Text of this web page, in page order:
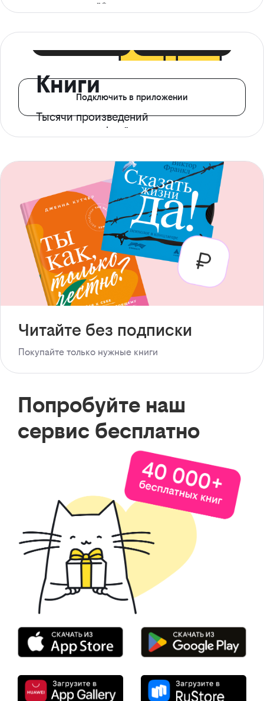
ограничений*
Книги
Тысячи произведений
с доступом офлайн
Подключить в приложении
Читайте без подписки
Покупайте только нужные книги
Попробуйте наш
сервис бесплатно